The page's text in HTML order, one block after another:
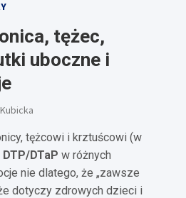
tężec,
uboczne i
tężcowi i krztuścowi (w
DTP/DTaP w różnych
nie dlatego, że „zawsze
dotyczy zdrowych dzieci i